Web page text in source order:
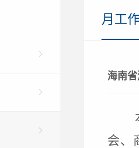
月工
海南
会、